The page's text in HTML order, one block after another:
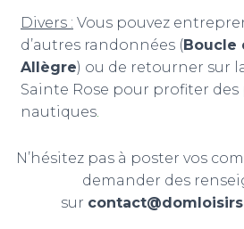
Divers : Vous pouvez
d’autres randonnées ( Boucle
Allègre) ou de retourner sur
Sainte Rose pour profiter
nautiques.
N’hésitez pas à poster vos
demander des
sur